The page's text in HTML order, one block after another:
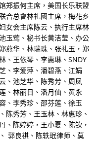
郑振何主席，美国长乐联盟
合总會林礼國主席，梅花乡
女会主席陈云、执行主席林
玉莺、秘书长黄洁莹、办公
燕华、林瑞珠、张礼玉，郑
、王依琴、李惠琳、SNDY
、李爱萍、潘碧燕、江娟
、池芝华、陈秀芳、周凤
、林丽日、潘月仙、黄永
、李秀珍、邵芬莲、徐玉
陈秀芳、王玉林、林惠珍、
、陈婷婷，王小夏、陈钦，
郭良祺、陈轶珉律师、莫